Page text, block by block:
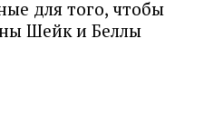
для того, чтобы
Шейк и Беллы